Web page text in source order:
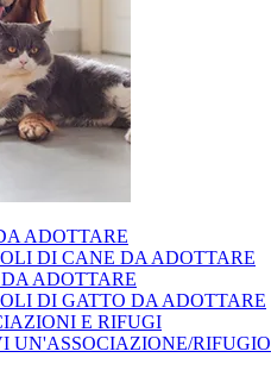
ADOTTARE
DI CANE DA ADOTTARE
ADOTTARE
DI GATTO DA ADOTTARE
E RIFUGI
UN'ASSOCIAZIONE/RIFUGIO